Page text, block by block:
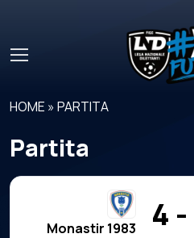
HOME »PARTITA
Partita
Monastir 1983 4 -